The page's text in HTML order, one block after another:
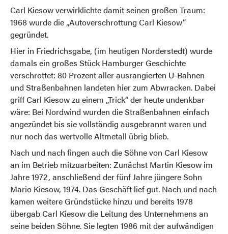
Carl Kiesow verwirklichte damit seinen großen Traum:
1968 wurde die „Autoverschrottung Carl Kiesow“
gegründet.
Hier in Friedrichsgabe, (im heutigen Norderstedt) wurde
damals ein großes Stück Hamburger Geschichte
verschrottet: 80 Prozent aller ausrangierten U-Bahnen
und Straßenbahnen landeten hier zum Abwracken. Dabei
griff Carl Kiesow zu einem „Trick“ der heute undenkbar
wäre: Bei Nordwind wurden die Straßenbahnen einfach
angezündet bis sie vollständig ausgebrannt waren und
nur noch das wertvolle Altmetall übrig blieb.
Nach und nach fingen auch die Söhne von Carl Kiesow
an im Betrieb mitzuarbeiten: Zunächst Martin Kiesow im
Jahre 1972, anschließend der fünf Jahre jüngere Sohn
Mario Kiesow, 1974. Das Geschäft lief gut. Nach und nach
kamen weitere Gründstücke hinzu und bereits 1978
übergab Carl Kiesow die Leitung des Unternehmens an
seine beiden Söhne. Sie legten 1986 mit der aufwändigen